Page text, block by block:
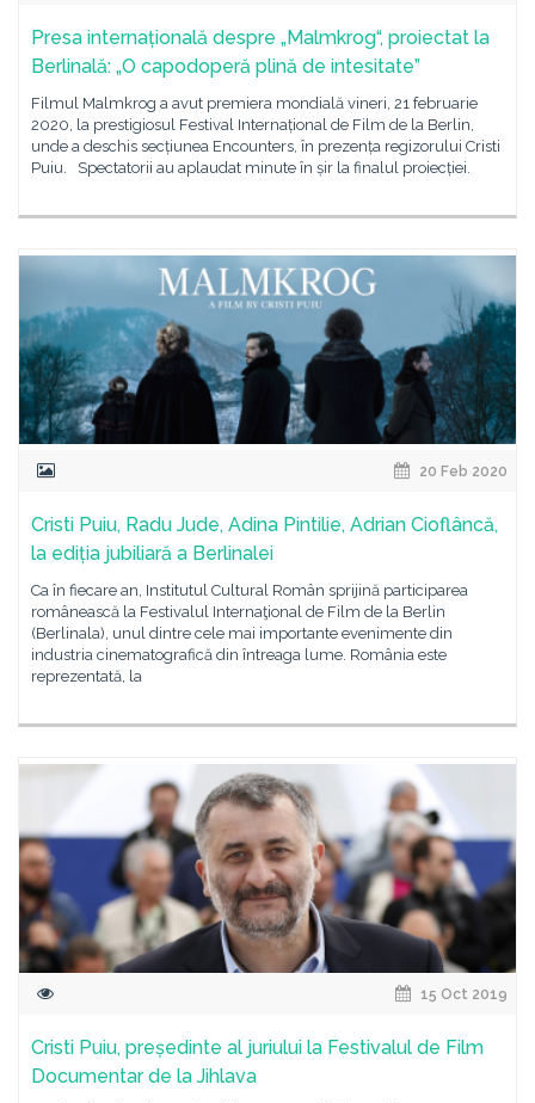
Presa internațională despre „Malmkrog“, proiectat la
Berlinală: „O capodoperă plină de intesitate”
Filmul Malmkrog a avut premiera mondială vineri, 21 februarie
2020, la prestigiosul Festival Internațional de Film de la Berlin,
unde a deschis secțiunea Encounters, în prezența regizorului Cristi
Puiu. Spectatorii au aplaudat minute în șir la finalul proiecției.
20 Feb 2020
Cristi Puiu, Radu Jude, Adina Pintilie, Adrian Cioflâncă,
la ediția jubiliară a Berlinalei
Ca în fiecare an, Institutul Cultural Român sprijină participarea
românească la Festivalul Internaţional de Film de la Berlin
(Berlinala), unul dintre cele mai importante evenimente din
industria cinematografică din întreaga lume. România este
reprezentată, la
15 Oct 2019
Cristi Puiu, președinte al juriului la Festivalul de Film
Documentar de la Jihlava